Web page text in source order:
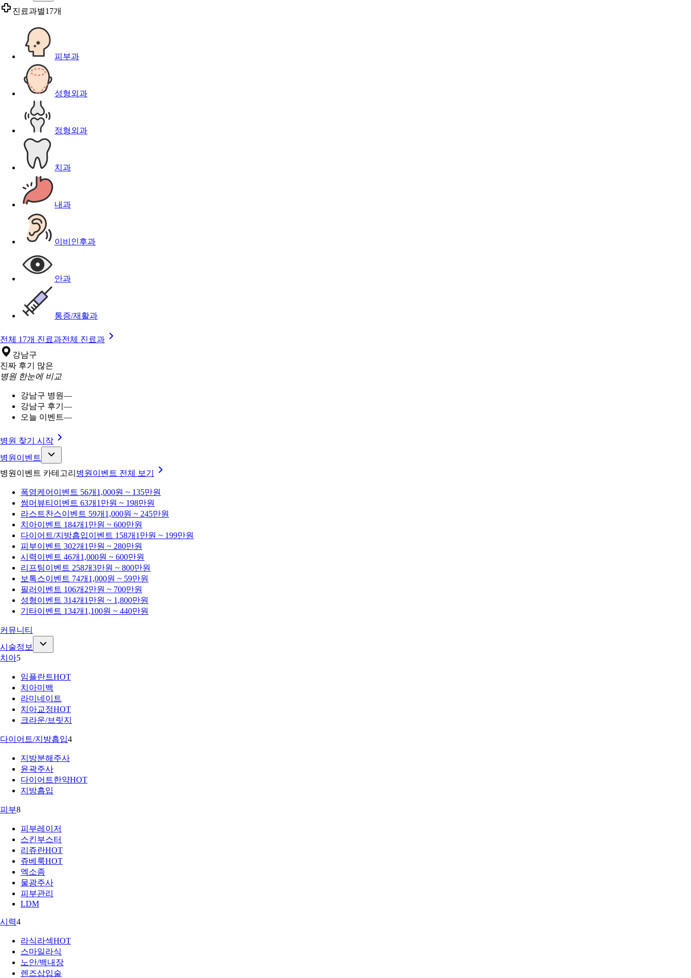
진료과별17개
피부과
성형외과
정형외과
치과
내과
이비인후과
안과
통증/재활과
전체 17개 진료과전체 진료과
강남구
진짜 후기 많은
병원 한눈에 비교
강남구 병원—
강남구 후기 —
오늘 이벤트—
병원 찾기 시작
병원이벤트
병원이벤트 카테고리 병원이벤트 전체 보기
폭염케어 이벤트 56개 1,000원 ~ 135만원
썸머뷰티 이벤트 63개 1만원 ~ 198만원
라스트찬스이벤트 59개 1,000원 ~ 245만원
치아이벤트 184개 1만원 ~ 600만원
다이어트/지방흡입이벤트 158개 1만원 ~ 199만원
피부이벤트 302개 1만원 ~ 280만원
시력이벤트 46개 1,000원 ~ 600만원
리프팅이벤트 258개3만원 ~ 800만원
보톡스이벤트 74개 1,000원 ~ 59만원
필러 이벤트 106개 2만원 ~ 700만원
성형이벤트 314개 1만원 ~ 1,800만원
기타이벤트 134개 1,100원 ~ 440만원
커뮤니티
시술정보
치아5
임플란트HOT
치아미백
라미네이트
치아교정HOT
크라운/브릿지
다이어트/지방흡입4
지방분해주사
윤곽주사
다이어트한약HOT
지방흡입
피부8
피부레이저
스킨부스터
리쥬란HOT
쥬베룩HOT
엑소좀
물광주사
피부관리
LDM
시력4
라식라섹HOT
스마일라식
노안/백내장
렌즈삽입술